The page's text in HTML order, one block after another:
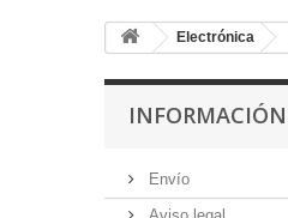
Electrónica
INFORMACIÓN
Envío